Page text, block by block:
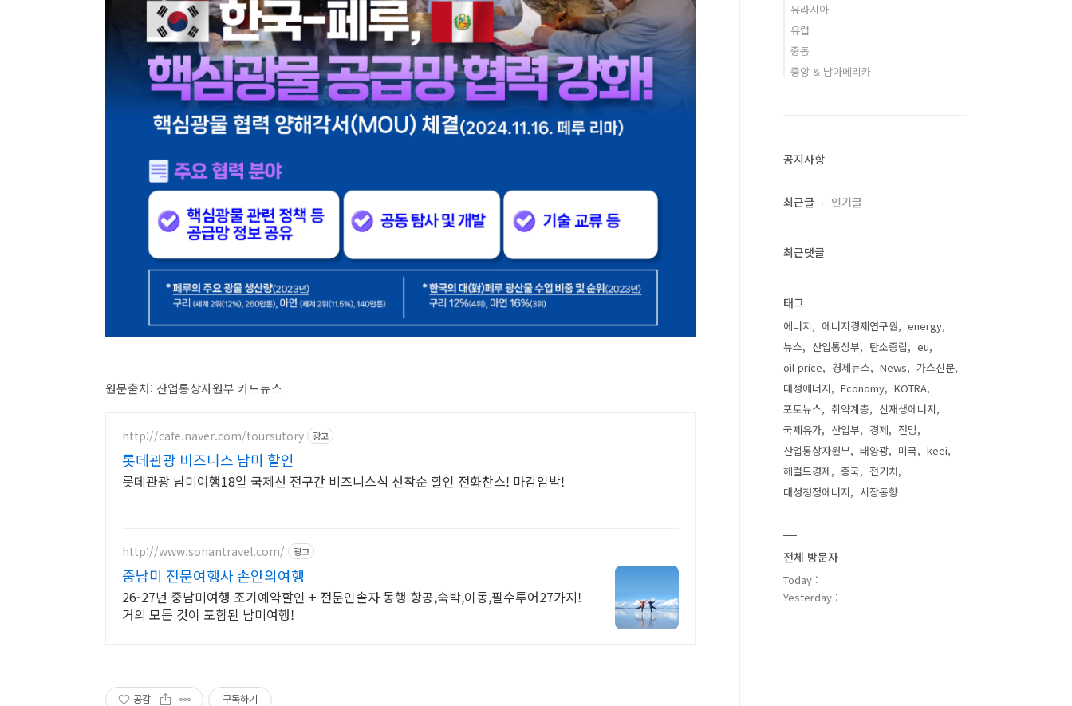
원문출처: 산업통상자원부 카드뉴스
http://cafe.naver.com/toursutory 광고
롯데관광 비즈니스 남미 할인
롯데관광 남미여행18일 국제선 전구간 비즈니스석 선착순 할인 전화찬스! 마감임박!
http://www.sonantravel.com/ 광고
중남미 전문여행사 손안의여행
26-27년 중남미여행 조기예약할인 + 전문인솔자 동행 항공,숙박,이동,필수투어27가지!
거의 모든 것이 포함된 남미여행!
공감 구독하기
유라시아
유럽
중동
중앙 & 남아메리카
공지사항
최근글 인기글
최근댓글
태그
에너지 에너지경제연구원
energy
뉴스
산업통상부 탄소중립
eu
oil price
경제뉴스 News
가스신문
대성에너지
Economy
KOTRA
포토뉴스
취약계층
신재생에너지
국제유가
산업부 경제
전망
산업통상자원부
태양광 미국
keei
헤럴드경제
중국
전기차
대성청정에너지
시장동향
전체 방문자
Today :
Yesterday :